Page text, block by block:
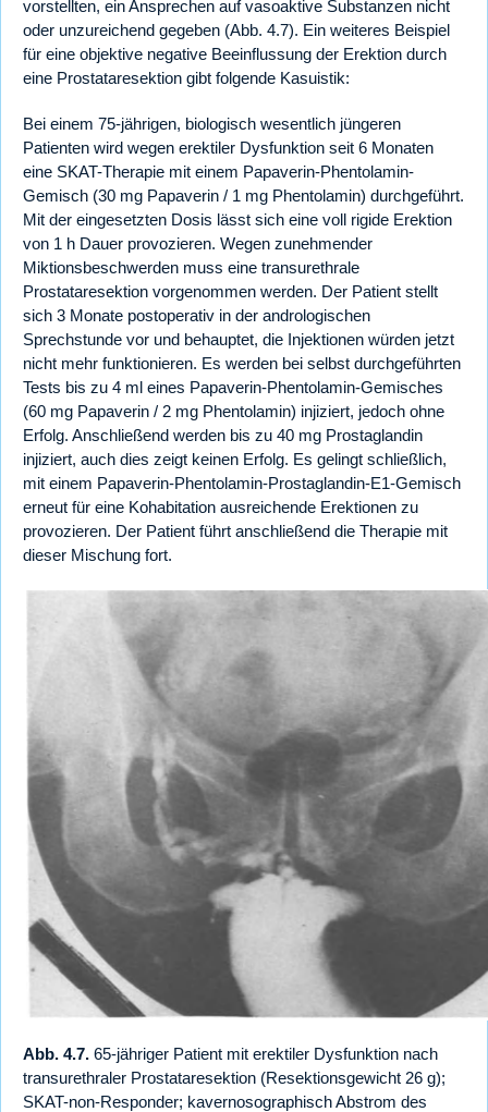
vorstellten, ein Ansprechen auf vasoaktive Substanzen nicht
oder unzureichend gegeben (Abb. 4.7). Ein weiteres Beispiel
für eine objektive negative Beeinflussung der Erektion durch
eine Prostataresektion gibt folgende Kasuistik:
Bei einem 75-jährigen, biologisch wesentlich jüngeren
Patienten wird wegen erektiler Dysfunktion seit 6 Monaten
eine SKAT-Therapie mit einem Papaverin-Phentolamin-
Gemisch (30 mg Papaverin / 1 mg Phentolamin) durchgeführt.
Mit der eingesetzten Dosis lässt sich eine voll rigide Erektion
von 1 h Dauer provozieren. Wegen zunehmender
Miktionsbeschwerden muss eine transurethrale
Prostataresektion vorgenommen werden. Der Patient stellt
sich 3 Monate postoperativ in der andrologischen
Sprechstunde vor und behauptet, die Injektionen würden jetzt
nicht mehr funktionieren. Es werden bei selbst durchgeführten
Tests bis zu 4 ml eines Papaverin-Phentolamin-Gemisches
(60 mg Papaverin / 2 mg Phentolamin) injiziert, jedoch ohne
Erfolg. Anschließend werden bis zu 40 mg Prostaglandin
injiziert, auch dies zeigt keinen Erfolg. Es gelingt schließlich,
mit einem Papaverin-Phentolamin-Prostaglandin-E1-Gemisch
erneut für eine Kohabitation ausreichende Erektionen zu
provozieren. Der Patient führt anschließend die Therapie mit
dieser Mischung fort.
Abb. 4.7. 65-jähriger Patient mit erektiler Dysfunktion nach
transurethraler Prostataresektion (Resektionsgewicht 26 g);
SKAT-non-Responder; kavernosographisch Abstrom des